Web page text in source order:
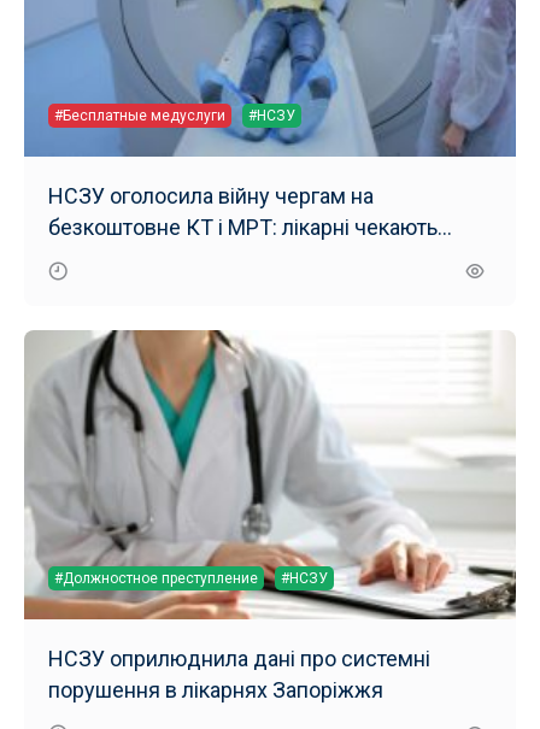
#Бесплатные медуслуги #НСЗУ
НСЗУ оголосила війну чергам на
безкоштовне КТ і МРТ: лікарні чекають
жорсткі перевірки
#Должностное преступление #НСЗУ
НСЗУ оприлюднила дані про системні
порушення в лікарнях Запоріжжя